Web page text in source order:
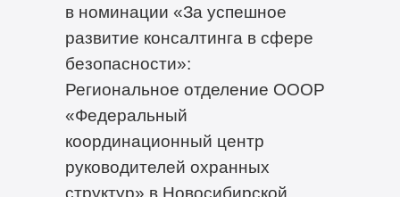
в номинации «За успешное
развитие консалтинга в сфере
безопасности»:
Региональное отделение ОООР
«Федеральный
координационный центр
руководителей охранных
структур» в Новосибирской